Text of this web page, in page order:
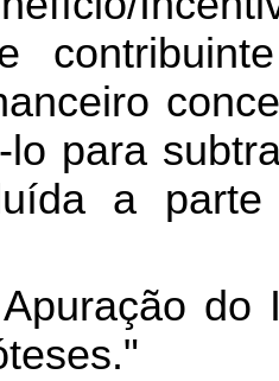
lo para
a
do
."